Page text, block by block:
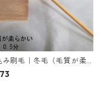
み刷毛｜冬毛（毛質が柔
い）0.5分